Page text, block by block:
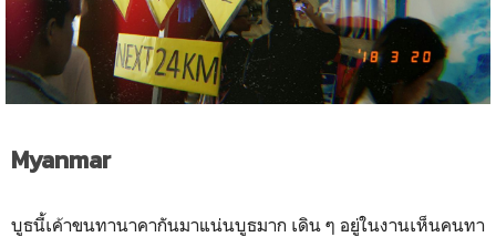
Myanmar
บูธนี้เค้าขนทานาคากันมาแน่นบูธมาก เดิน ๆ อยู่ในงานเห็นคนทา